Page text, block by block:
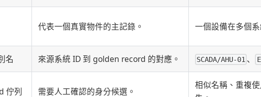
代表一個真實物件的主記錄。 一個設備在多個
名 來源系統 ID 到 golden record 的對應。 SCADA/AHU-01 、
佇列 需要人工確認的身分候選。
相似名稱、重複